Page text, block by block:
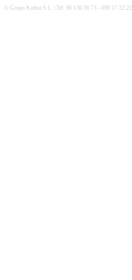
© Grupo Kultea S.L. | Tel. 96 136 56 73 - 699 17 22 22